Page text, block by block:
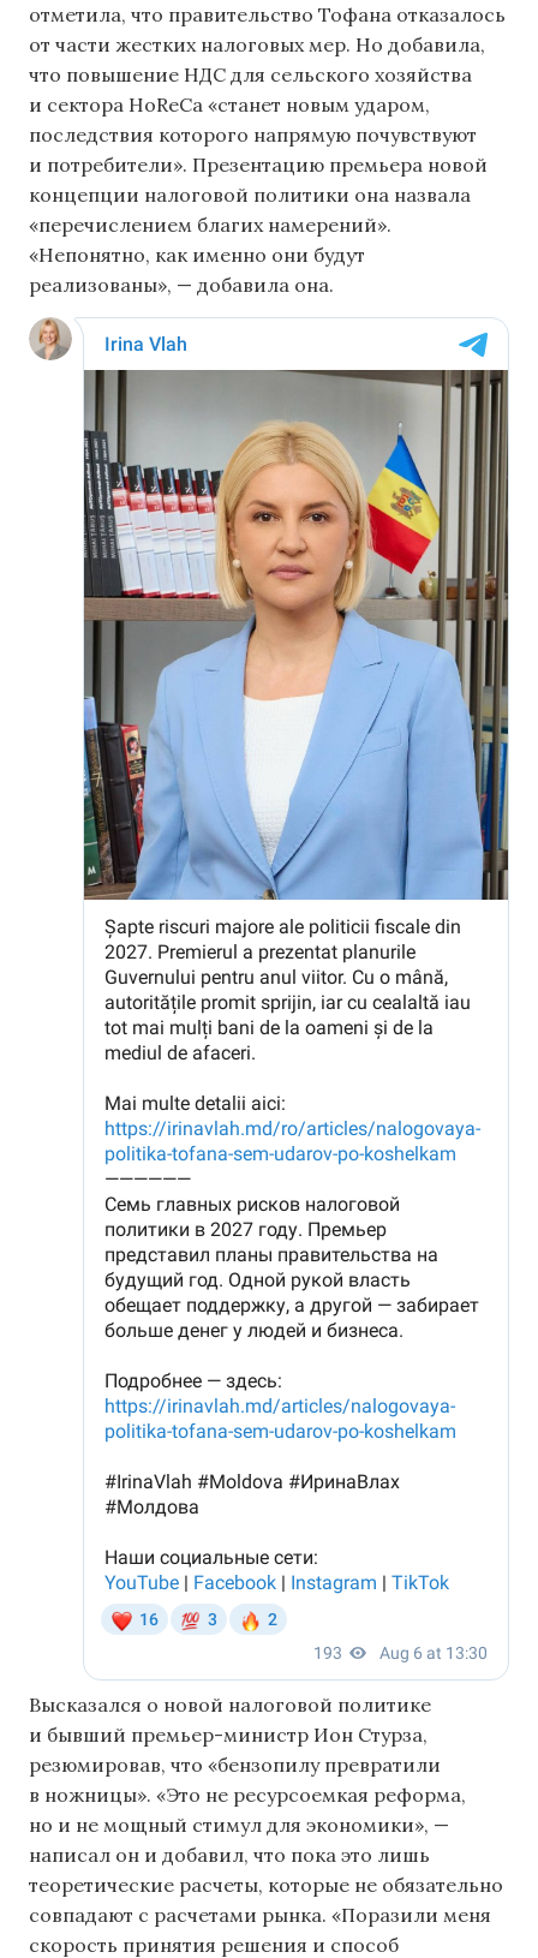
отметила, что правительство Тофана отказалось
от части жестких налоговых мер. Но добавила,
что повышение НДС для сельского хозяйства
и сектора HoReCa «станет новым ударом,
последствия которого напрямую почувствуют
и потребители». Презентацию премьера новой
концепции налоговой политики она назвала
«перечислением благих намерений».
«Непонятно, как именно они будут
реализованы», — добавила она.
Высказался о новой налоговой политике
и бывший премьер-министр Ион Стурза,
резюмировав, что «бензопилу превратили
в ножницы». «Это не ресурсоемкая реформа,
но и не мощный стимул для экономики», —
написал он и добавил, что пока это лишь
теоретические расчеты, которые не обязательно
совпадают с расчетами рынка. «Поразили меня
скорость принятия решения и способ